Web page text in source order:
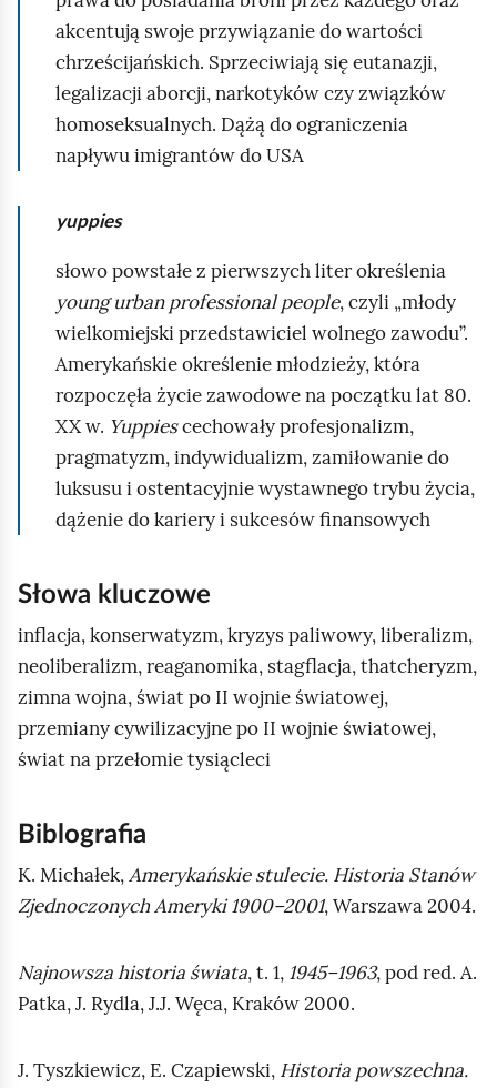
akcentują swoje przywiązanie do wartości
chrześcijańskich. Sprzeciwiają się eutanazji,
legalizacji aborcji, narkotyków czy związków
homoseksualnych. Dążą do ograniczenia
napływu imigrantów do USA
yuppies
słowo powstałe z pierwszych liter określenia
young urban professional people, czyli „młody
wielkomiejski przedstawiciel wolnego zawodu”.
Amerykańskie określenie młodzieży, która
rozpoczęła życie zawodowe na początku lat 80.
XX w. Yuppiescechowały profesjonalizm,
pragmatyzm, indywidualizm, zamiłowanie do
luksusu i ostentacyjnie wystawnego trybu życia,
dążenie do kariery i sukcesów finansowych
Słowa kluczowe
inflacja, konserwatyzm, kryzys paliwowy, liberalizm,
neoliberalizm, reaganomika, stagflacja, thatcheryzm,
zimna wojna, świat po II wojnie światowej,
przemiany cywilizacyjne po II wojnie światowej,
świat na przełomie tysiącleci
Biblografia
K. Michałek,Amerykańskie stulecie. Historia Stanów
Zjednoczonych Ameryki 1900–2001, Warszawa 2004.
Najnowsza historia świata, t. 1, 1945–1963, pod red. A.
Patka, J. Rydla, J.J. Węca, Kraków 2000.
J. Tyszkiewicz, E. Czapiewski, Historia powszechna.